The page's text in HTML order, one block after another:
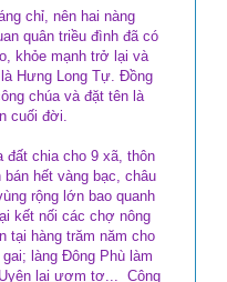
chỉ, nên hai nàng
quân triều đình đã có
khỏe mạnh trở lại và
Hưng Long Tự. Đồng
chúa và đặt tên là
cuối đời.
đất chia cho 9 xã, thôn
hết vàng bạc, châu
rộng lớn bao quanh
kết nối các chợ nông
tại hàng trăm năm cho
làng Đông Phù làm
lại ươm tơ... Công